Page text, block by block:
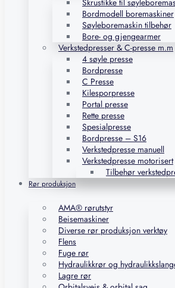
Skrustikke til
Bordmodell boremaskiner
Søyleboremaskin tilbehør
Bore- og gjengearmer
Verkstedpresser & C-presse m.m
4 søyle presse
Bordpresse
C Presse
Kilesporpresse
Portal presse
Rette presse
Spesialpresse
Bordpresse – S16
Verkstedpresse manuell
Verkstedpresse motorisert
Tilbehør
Rør produksjon
AMA® rørutstyr
Beisemaskiner
Diverse rør produksjon verktøy
Flens
Fuge rør
Hydraulikkrør og
Lagre rør